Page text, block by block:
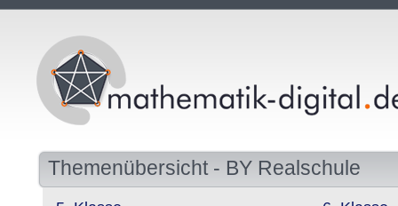
Themenübersicht - BY Realschule